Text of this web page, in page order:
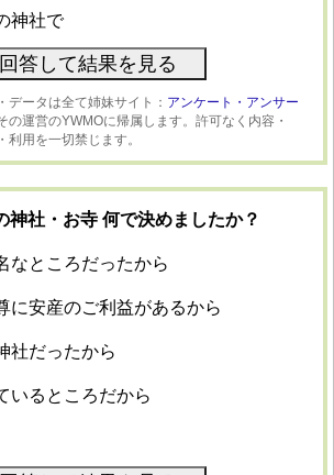
神社で
データは全て姉妹サイト： アンケート・アンサー
の運営のYWMOに帰属します。許可なく内容・
用を一切禁じます。
神社・お寺 何で決めましたか？
なところだったから
に安産のご利益があるから
社だったから
いるところだから